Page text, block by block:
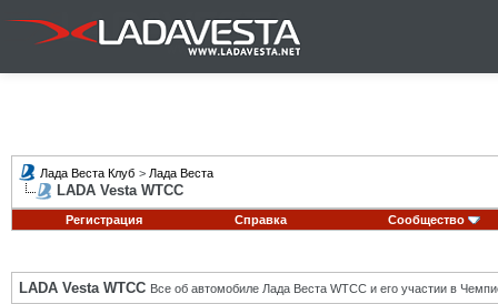
Лада Веста Клуб > Лада Веста
LADA Vesta WTCC
Регистрация Справка Сообщество
LADA Vesta WTCC Все об автомобиле Лада Веста WTCC и его участии в